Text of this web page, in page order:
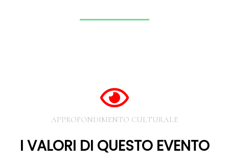
APPROFONDIMENTO CULTURALE
I VALORI DI QUESTO EVENTO